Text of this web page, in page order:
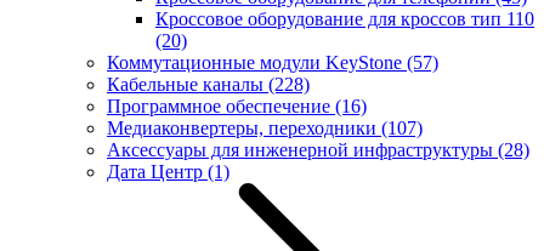
Кроссовое оборудование для кроссов тип 110
(20)
Коммутационные модули KeyStone (57)
Кабельные каналы (228)
Программное обеспечение (16)
Медиаконвертеры, переходники (107)
Аксессуары для инженерной инфраструктуры (28)
Дата Центр (1)